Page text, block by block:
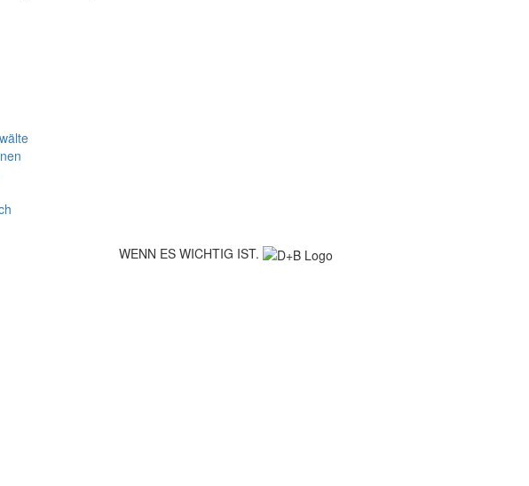
WENN ES WICHTIG IST.